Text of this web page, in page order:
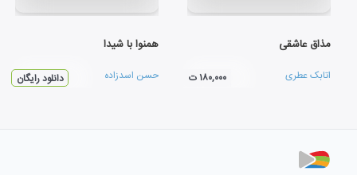
مذاق عاشقی
اتابک عطری ۱۸۰,۰۰۰ ت
همنوا با شيدا
حسن اسدزاده دانلود رایگان